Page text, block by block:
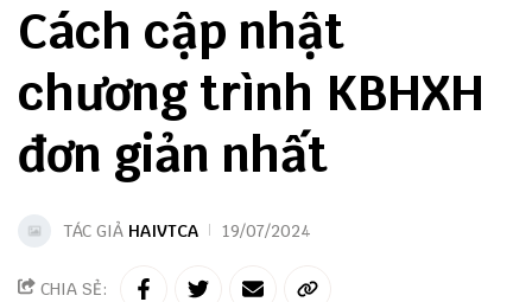
Cách cập nhật
chương trình KBHXH
đơn giản nhất
TÁC GIẢ HAIVTCA 19/07/2024
CHIA SẺ: